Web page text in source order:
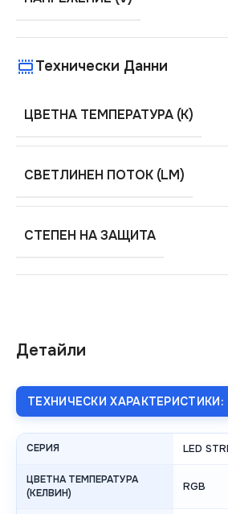
Детайли
ТЕХНИЧЕСКИ ХАРАКТЕРИСТИКИ:
СЕРИЯ LED
ЦВЕТНА ТЕМПЕРАТУРА
(КЕЛВИН)
RGB
Технически Данни
ЦВЕТНА ТЕМПЕРАТУРА (K)
СВЕТЛИНЕН ПОТОК (LM)
СТЕПЕН НА ЗАЩИТА